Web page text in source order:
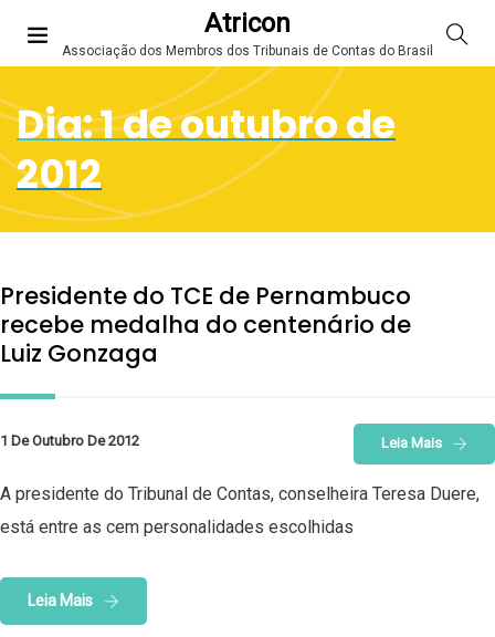
Atricon
Associação dos Membros dos Tribunais de Contas do Brasil
Dia:1 de outubro de
2012
Presidente do TCE de Pernambuco
recebe medalha do centenário de
Luiz Gonzaga
1 De Outubro De 2012 Leia Mais
A presidente do Tribunal de Contas, conselheira Teresa Duere,
está entre as cem personalidades escolhidas
Leia Mais